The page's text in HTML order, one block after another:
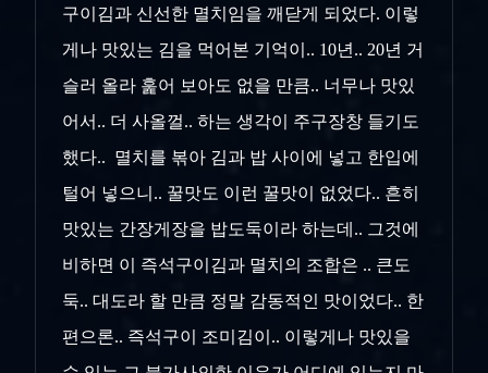
구이김과 신선한 멸치임을 깨닫게 되었다. 이렇
게나 맛있는 김을 먹어본 기억이.. 10년.. 20년 거
슬러 올라 훑어 보아도 없을 만큼.. 너무나 맛있
어서.. 더 사올껄.. 하는 생각이 주구장창 들기도
했다.. 멸치를 볶아 김과 밥 사이에 넣고 한입에
털어 넣으니.. 꿀맛도 이런 꿀맛이 없었다.. 흔히
맛있는 간장게장을 밥도둑이라 하는데.. 그것에
비하면 이 즉석구이김과 멸치의 조합은 .. 큰도
둑.. 대도라 할 만큼 정말 감동적인 맛이었다.. 한
편으론.. 즉석구이 조미김이.. 이렇게나 맛있을